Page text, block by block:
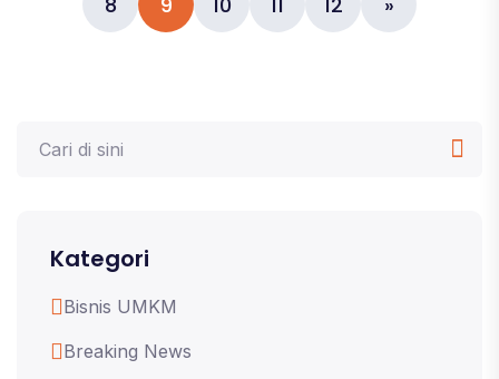
Kategori
Bisnis UMKM
Breaking News